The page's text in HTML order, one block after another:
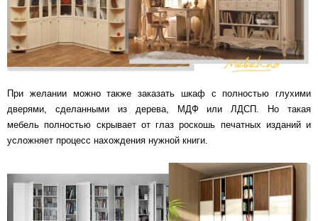
При желании можно также заказать шкаф с полностью глухими
дверями, сделанными из дерева, МДФ или ЛДСП. Но такая
мебель полностью скрывает от глаз роскошь печатных изданий и
усложняет процесс нахождения нужной книги.